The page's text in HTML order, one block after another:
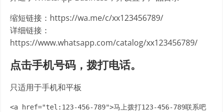
缩短链接：https://wa.me/c/xx123456789/
详细链接：
https://www.whatsapp.com/catalog/xx123456789/
点击手机号码，拨打电话。
只适用于手机和平板
<a href="tel:123-456-789">马上拨打123-456-789联系吧